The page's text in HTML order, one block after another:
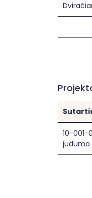
10-
judumo